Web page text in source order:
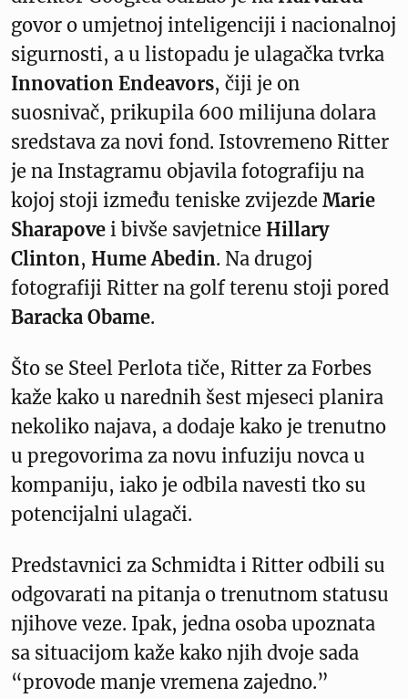
govor o umjetnoj inteligenciji i nacionalnoj
sigurnosti, a u listopadu je ulagačka tvrka
Innovation Endeavors, čiji je on
suosnivač, prikupila 600 milijuna dolara
sredstava za novi fond. Istovremeno Ritter
je na Instagramu objavila fotografiju na
kojoj stoji između teniske zvijezde Marie
Sharapove i bivše savjetnice Hillary
Clinton, Hume Abedin. Na drugoj
fotografiji Ritter na golf terenu stoji pored
Baracka Obame.
Što se Steel Perlota tiče, Ritter za Forbes
kaže kako u narednih šest mjeseci planira
nekoliko najava, a dodaje kako je trenutno
u pregovorima za novu infuziju novca u
kompaniju, iako je odbila navesti tko su
potencijalni ulagači.
Predstavnici za Schmidta i Ritter odbili su
odgovarati na pitanja o trenutnom statusu
njihove veze. Ipak, jedna osoba upoznata
sa situacijom kaže kako njih dvoje sada
“provode manje vremena zajedno.”